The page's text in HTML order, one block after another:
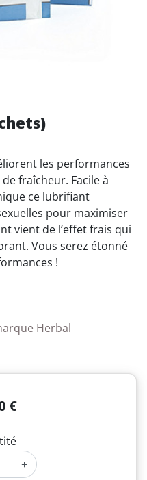
les performances
fraîcheur. Facile à
ce lubrifiant
pour maximiser
vient de l’effet frais qui
Vous serez étonné
!
Herbal
€
+